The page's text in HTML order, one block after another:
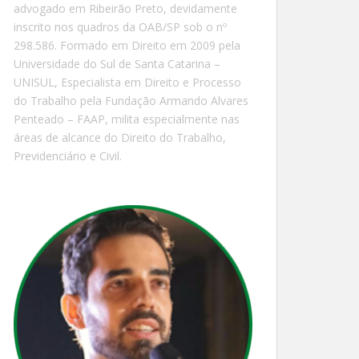
advogado em Ribeirão Preto, devidamente
inscrito nos quadros da OAB/SP sob o nº
298.586. Formado em Direito em 2009 pela
Universidade do Sul de Santa Catarina –
UNISUL, Especialista em Direito e Processo
do Trabalho pela Fundação Armando Alvares
Penteado – FAAP, milita especialmente nas
áreas de alcance do Direito do Trabalho,
Previdenciário e Civil.